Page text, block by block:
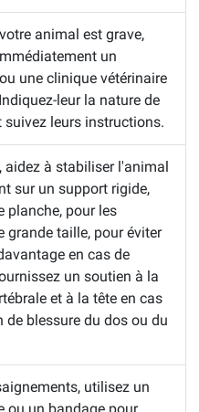
animal est grave,
un
une clinique vétérinaire
leur la nature de
suivez leurs instructions.
aidez à stabiliser l'animal
sur un support rigide,
planche, pour les
grande taille, pour éviter
en cas de
un soutien à la
et à la tête en cas
de blessure du dos ou du
utilisez un